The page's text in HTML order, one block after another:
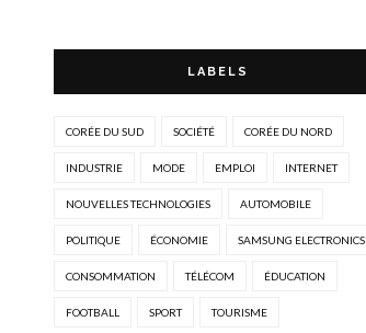
LABELS
CORÉE DU SUD SOCIÉTÉ CORÉE DU NORD
INDUSTRIE MODE EMPLOI INTERNET
NOUVELLES TECHNOLOGIES AUTOMOBILE
POLITIQUE ÉCONOMIE SAMSUNG ELECTRONICS
CONSOMMATION TÉLÉCOM ÉDUCATION
FOOTBALL SPORT TOURISME